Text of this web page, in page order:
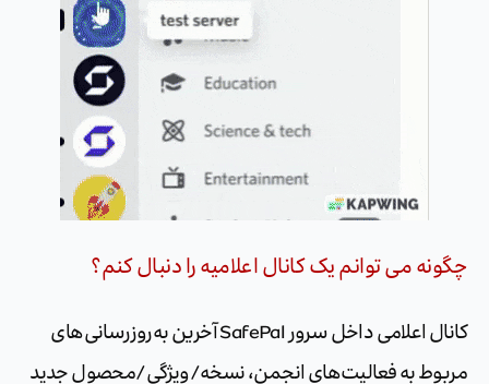
چگونه می توانم یک کانال اعلامیه را دنبال کنم؟
کانال اعلامی داخل سرور SafePal آخرین به‌روزرسانی‌های
مربوط به فعالیت‌های انجمن، نسخه/ویژگی/محصول جدید